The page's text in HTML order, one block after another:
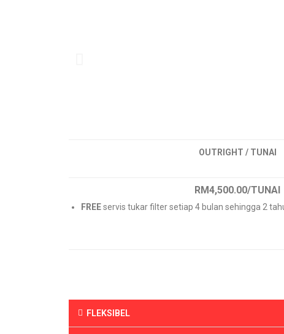
OUTRIGHT / TUNAI
RM4,500.00/TUNAI
FREEservis tukar filter setiap 4 bulan sehingga 2
FLEKSIBEL